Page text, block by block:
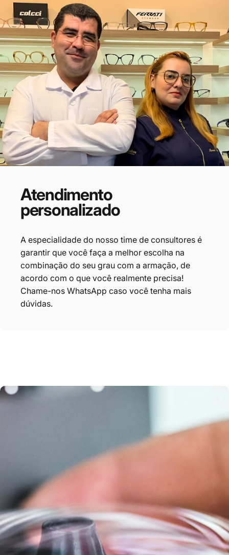
Atendimento
personalizado
A especialidade do nosso time de consultores é
garantir que você faça a melhor escolha na
combinação do seu grau com a armação, de
acordo com o que você realmente precisa!
Chame-nos WhatsApp caso você tenha mais
dúvidas.